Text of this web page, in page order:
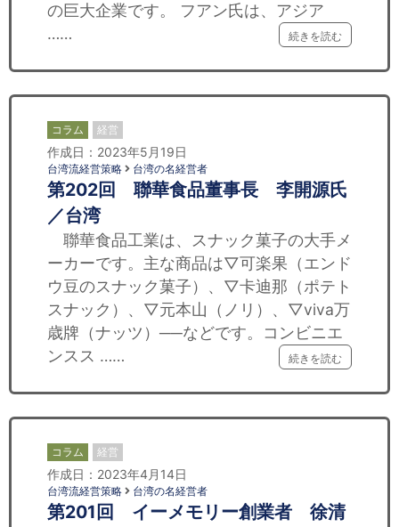
の巨大企業です。 フアン氏は、アジア
……
続きを読む
コラム 経営
作成日：2023年5月19日
台湾流経営策略 台湾の名経営者
第202回 聯華食品董事長 李開源氏
／台湾
聯華食品工業は、スナック菓子の大手メ
ーカーです。主な商品は▽可楽果（エンド
ウ豆のスナック菓子）、▽卡迪那（ポテト
スナック）、▽元本山（ノリ）、▽viva万
歳牌（ナッツ）──などです。コンビニエ
ンスス ……
続きを読む
コラム 経営
作成日：2023年4月14日
台湾流経営策略 台湾の名経営者
第201回 イーメモリー創業者 徐清